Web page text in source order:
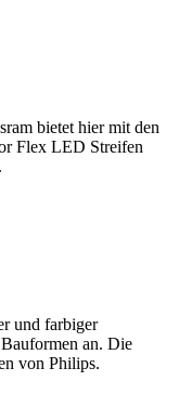
bietet hier mit den
Flex LED Streifen
und farbiger
an. Die
von Philips.